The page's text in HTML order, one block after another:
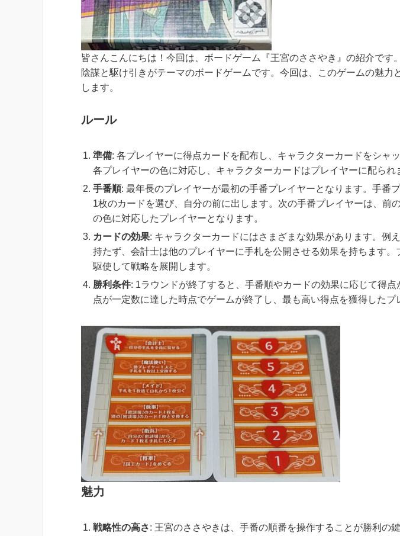
皆さんこんにちは！今回は、ボードゲーム『王宮のささやき』の紹介です
陰謀と駆け引きがテーマのボードゲームです。今回は、このゲームの魅力
します。
ルール
準備: 各プレイヤーに得点カードを配布し、キャラクターカードをシャ
各プレイヤーの色に対応し、キャラクターカードはプレイヤーに配られ
手番順: 最年長のプレイヤーが最初の手番プレイヤーとなります。手番
1枚のカードを選び、自分の前に出します。次の手番プレイヤーは、前
の色に対応したプレイヤーとなります。
カードの効果: キャラクターカードにはさまざまな効果があります。例
持たず、会計士は他のプレイヤーに手札を公開させる効果を持ちます。
駆使して戦略を展開します。
勝利条件: 1ラウンドが終了すると、手番順やカードの効果に応じて得
点が一定数に達した時点でゲームが終了し、最も高い得点を獲得したプ
魅力
戦略性の高さ: 王宮のささやきは、手番の順番を操作することが勝利の